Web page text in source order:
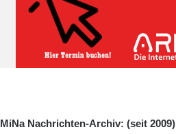
MiNa Nachrichten-Archiv: (seit 2009)